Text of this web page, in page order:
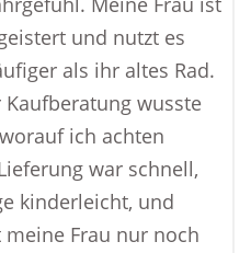
und nutzt es
als ihr altes Rad.
Kaufberatung wusste
ich achten
war schnell,
kinderleicht, und
Frau nur noch